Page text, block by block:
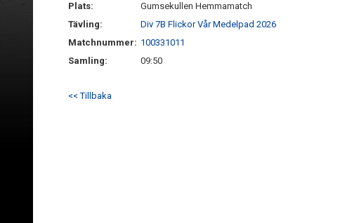
Plats:
Gumsekullen Hemmamatch
Tävling:
Div 7B Flickor Vår Medelpad 2026
Matchnummer: 100331011
Samling:
09:50
<< Tillbaka